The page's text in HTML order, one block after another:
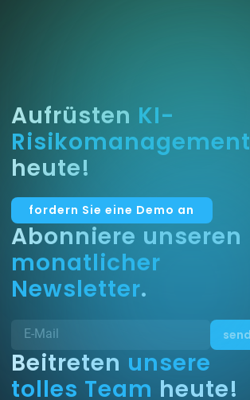
Aufrüsten KI-
Risikomanagement
heute!
fordern Sie eine Demo an
Abonniere unseren
monatlicher
Newsletter.
Beitreten unsere
tolles Team heute!